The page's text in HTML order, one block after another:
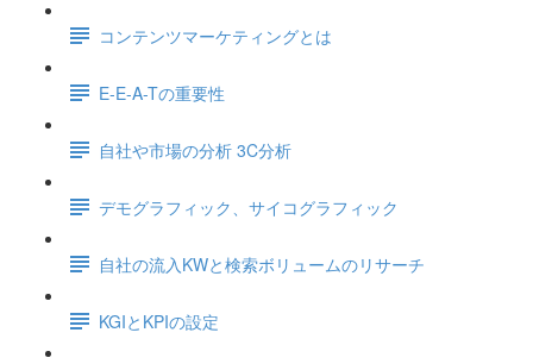
コンテンツマーケティングとは
E-E-A-Tの重要性
自社や市場の分析 3C分析
デモグラフィック、サイコグラフィック
自社の流入KWと検索ボリュームのリサーチ
KGIとKPIの設定